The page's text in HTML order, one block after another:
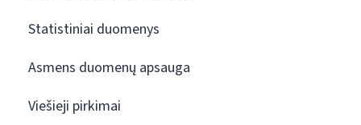
Statistiniai duomenys
Asmens duomenų apsauga
Viešieji pirkimai